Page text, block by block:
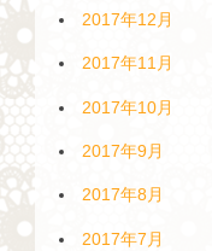
2017年12月
2017年11月
2017年10月
2017年9月
2017年8月
2017年7月